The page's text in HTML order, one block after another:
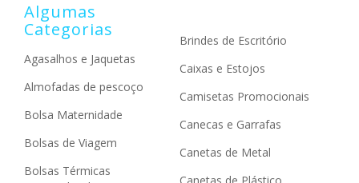
Algumas
Categorias
Agasalhos e Jaquetas
Almofadas de pescoço
Bolsa Maternidade
Bolsas de Viagem
Bolsas Térmicas
Brindes de Escritório
Caixas e Estojos
Camisetas Promocionais
Canecas e Garrafas
Canetas de Metal